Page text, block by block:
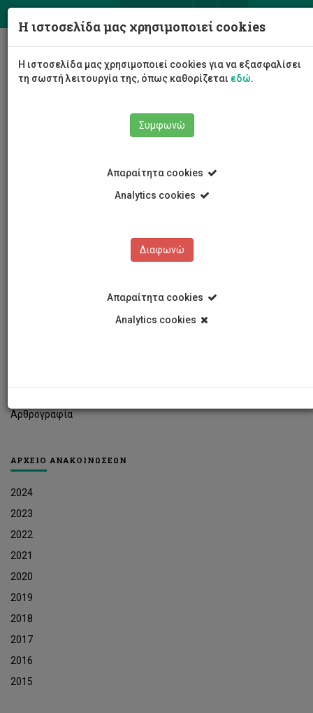
Αρθρογραφία
ΑΡΧΕΙΟ ΑΝΑΚΟΙΝΩΣΕΩΝ
2024
2023
2022
2021
2020
2019
2018
2017
2016
2015
Η ιστοσελίδα μας χρησιμοποιεί cookies
Η ιστοσελίδα μας χρησιμοποιεί cookies για να εξασφαλίσει
τη σωστή λειτουργία της, όπως καθορίζεται εδώ.
Συμφωνώ
Απαραίτητα cookies
Analytics cookies
Διαφωνώ
Απαραίτητα cookies
Analytics cookies